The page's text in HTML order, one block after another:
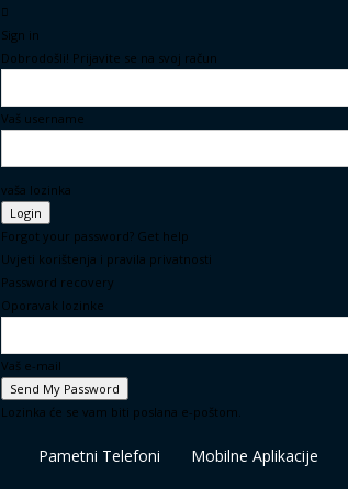
Sign in
Dobrodošli! Prijavite se na svoj račun
Vaš username
vaša lozinka
Forgot your password? Get help
Uvjeti korištenja i pravila privatnosti
Password recovery
Oporavak lozinke
Vaš e-mail
Lozinka će se vam biti poslana e-poštom.
VidiPametni Telefoni Mobilne Aplikacije